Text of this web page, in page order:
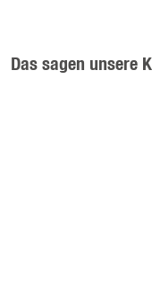
Das sagen unsere